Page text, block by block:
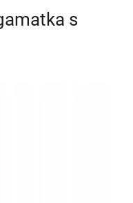
s